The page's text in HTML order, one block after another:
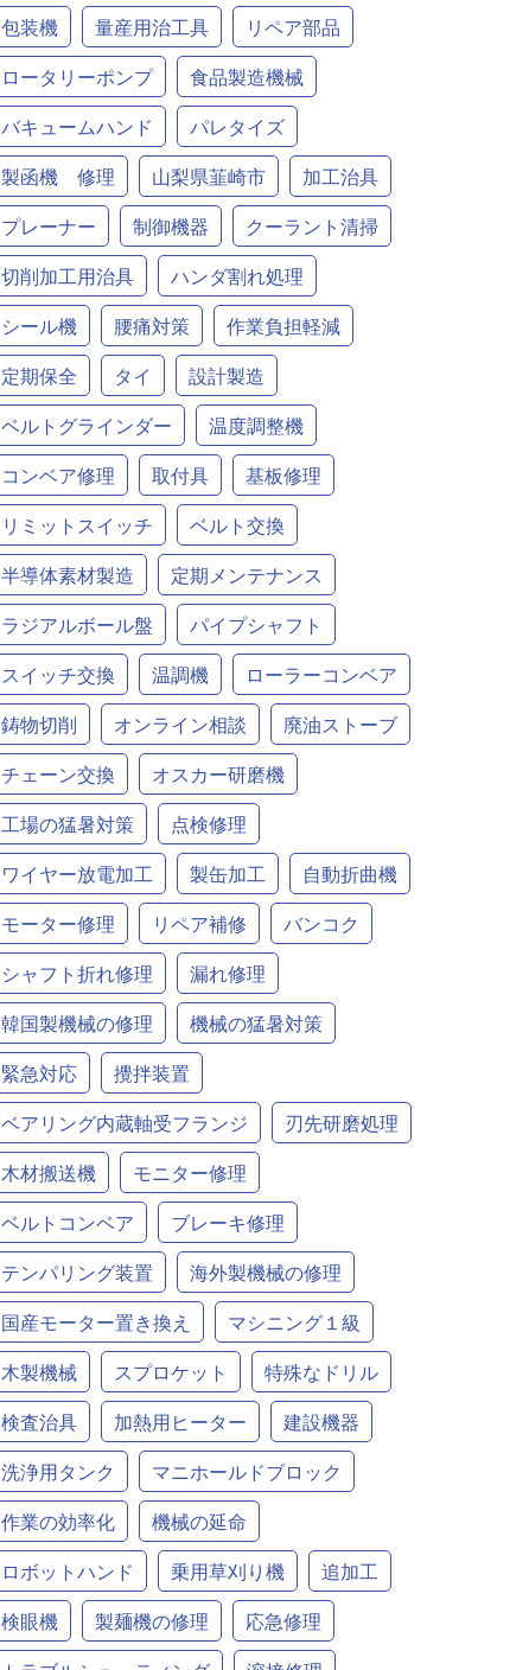
包装機
量産用治工具
リペア部品
ロータリーポンプ
食品製造機械
バキュームハンド
パレタイズ
製函機 修理
山梨県韮崎市
加工治具
プレーナー
制御機器
クーラント清掃
切削加工用治具
ハンダ割れ処理
シール機
腰痛対策
作業負担軽減
定期保全
タイ
設計製造
ベルトグラインダー
温度調整機
コンベア修理
取付具
基板修理
リミットスイッチ
ベルト交換
半導体素材製造
定期メンテナンス
ラジアルボール盤
パイプシャフト
スイッチ交換
温調機
ローラーコンベア
鋳物切削
オンライン相談
廃油ストーブ
チェーン交換
オスカー研磨機
工場の猛暑対策
点検修理
ワイヤー放電加工
製缶加工
自動折曲機
モーター修理
リペア補修
バンコク
シャフト折れ修理
漏れ修理
韓国製機械の修理
機械の猛暑対策
緊急対応
攪拌装置
ベアリング内蔵軸受フランジ
刃先研磨処理
木材搬送機
モニター修理
ベルトコンベア
ブレーキ修理
テンパリング装置
海外製機械の修理
国産モーター置き換え
マシニング１級
木製機械
スプロケット
特殊なドリル
検査治具
加熱用ヒーター
建設機器
洗浄用タンク
マニホールドブロック
作業の効率化
機械の延命
ロボットハンド
乗用草刈り機
追加工
検眼機
製麺機の修理
応急修理